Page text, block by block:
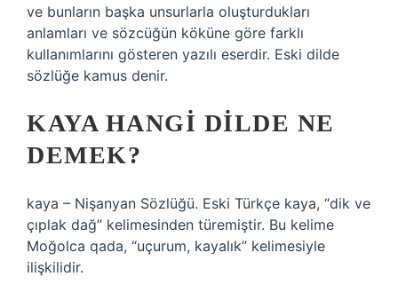
ve bunların başka unsurlarla oluşturdukları
anlamları ve sözcüğün köküne göre farklı
kullanımlarını gösteren yazılı eserdir. Eski dilde
sözlüğe kamus denir.
KAYA HANGI DILDE NE
DEMEK?
kaya – Nişanyan Sözlüğü. Eski Türkçe kaya, “dik ve
çıplak dağ” kelimesinden türemiştir. Bu kelime
Moğolca qada, “uçurum, kayalık” kelimesiyle
ilişkilidir.